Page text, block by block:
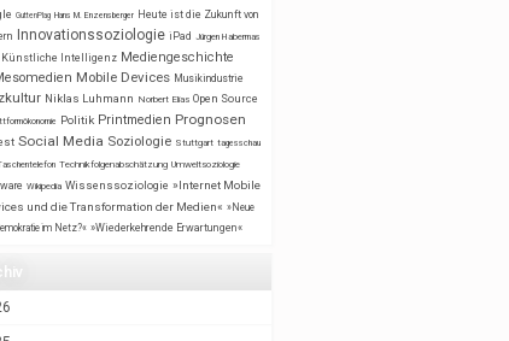
GuttenPlag Hans M. Enzensberger Heute ist die Zukunft von
Innovationssoziologie iPad Jürgen Habermas
Künstliche Intelligenz Mediengeschichte
Mobile Devices Musikindustrie
Niklas Luhmann Norbert Elias Open Source
Politik Printmedien Prognosen
Social Media Soziologie Stuttgart tagesschau
Technikfolgenabschätzung Umweltsoziologie
Wikipedia Wissenssoziologie »Internet Mobile
und die Transformation der Medien« »Neue
im Netz?« »Wiederkehrende Erwartungen«